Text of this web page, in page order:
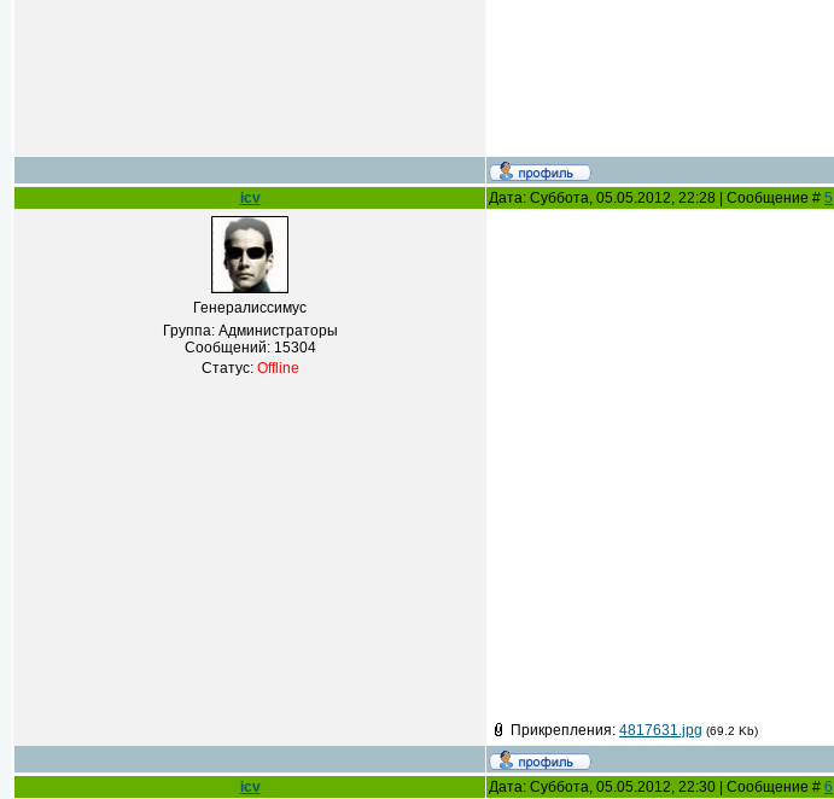
icv Дата: Суббота, 05.05.2012, 22:28 | Сообщение # 5
Генералиссимус
Группа: Администраторы
Сообщений: 15304
Статус: Offline
Прикрепления: 4817631.jpg (69.2 Kb)
icv Дата: Суббота, 05.05.2012, 22:30 | Сообщение # 6